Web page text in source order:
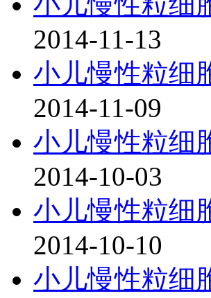
2014-11-13
小儿慢性粒细
2014-11-09
小儿慢性粒细
2014-10-03
小儿慢性粒细
2014-10-10
小儿慢性粒细